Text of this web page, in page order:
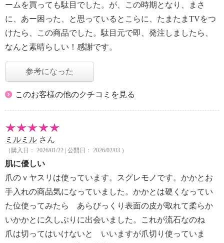
ームを買っても駄目でした。が、この時期となり、まさ
に、あー困った、と思っているとこらに、たまたまTVをつ
けたら、この商品でした。駄目元で即、発注しましたら、
なんと素晴らしい！感謝です。
参考になった
このお客様の他のクチコミを見る
ミルミル さん
（購入日： 2026/01/22 | 公開日： 2026/02/03 ）
肌に優しい
爪のｖヤスリは使っています。スグレモノです。かかとお
手入れの商品気になっていました。かかとは硬くなってい
た位使ってみたら あらびっくり表面の皮が取れて柔らか
いかかとに久しぶりに出会いました。これが流石なのね
爪は切ってはいけないと いいますが爪切り使っていま